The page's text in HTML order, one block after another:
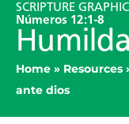
SCRIPTURE
Números 12:1-8
Home » Resources
ante dios